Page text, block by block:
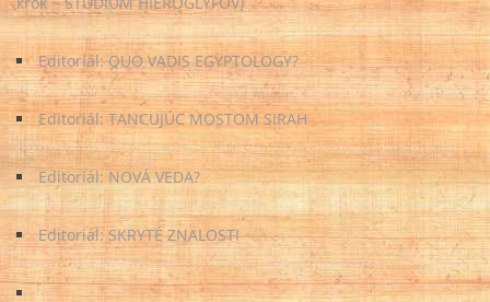
Editoriál: QUO VADIS EGYPTOLOGY?
Editoriál: TANCUJÚC MOSTOM SIRAH
Editoriál: NOVÁ VEDA?
Editoriál: SKRYTÉ ZNALOSTI